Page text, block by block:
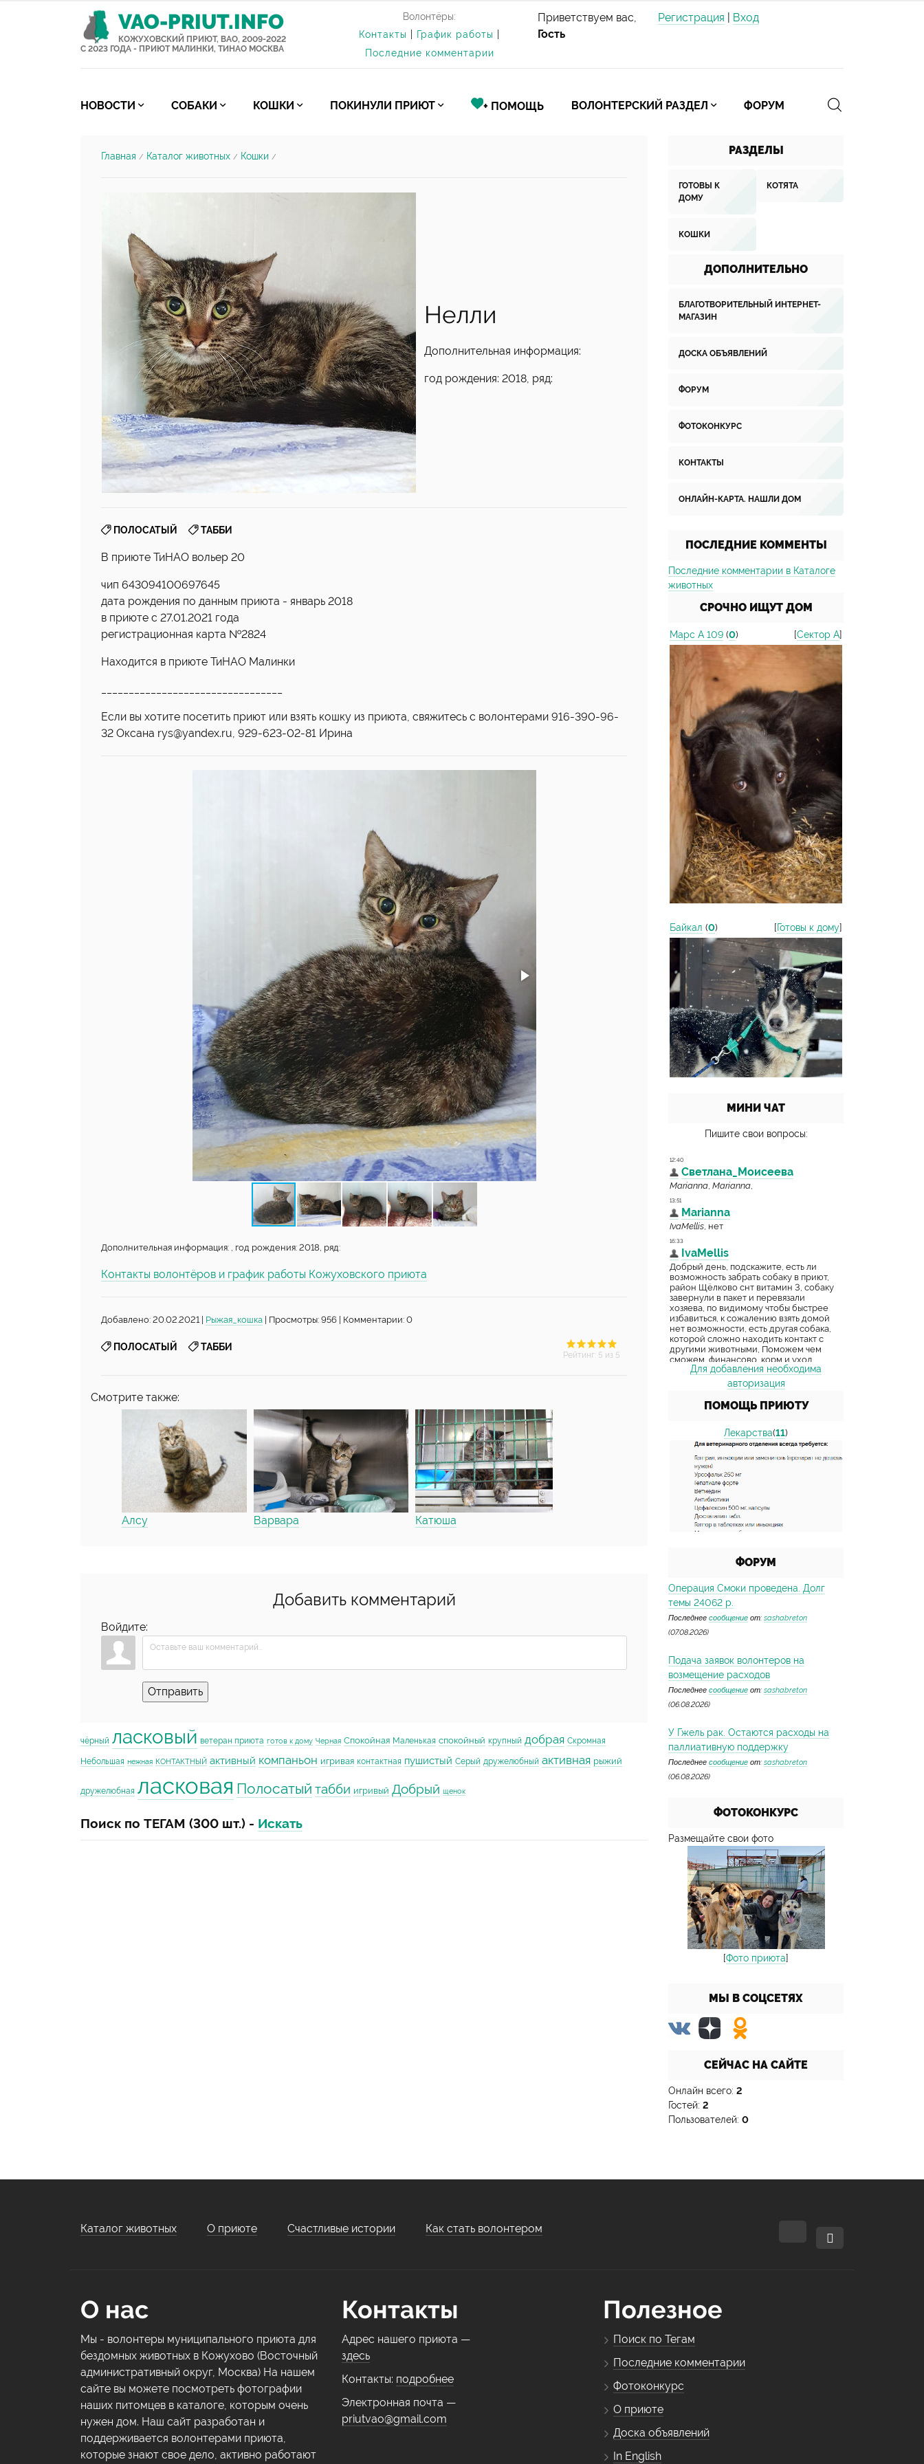
VAO-PRIUT.INFO
КОЖУХОВСКИЙ ПРИЮТ, ВАО, 2009-2022
С 2023 ГОДА - ПРИЮТ МАЛИНКИ, ТИНАО МОСКВА
Волонтёры:
Контакты
График работы
Последние комментарии
Приветствуем вас,
Гость
Регистрация Вход
НОВОСТИ СОБАКИ КОШКИ ПОКИНУЛИ ПРИЮТ + ПОМОЩЬ ВОЛОНТЕРСКИЙ РАЗДЕЛ ФОРУМ
Главная / Каталог животных / Кошки /
Нелли
Дополнительная информация:
год рождения: 2018, ряд:
ПОЛОСАТЫЙ ТАББИ
В приюте ТиНАО вольер 20
чип 643094100697645
дата рождения по данным приюта - январь 2018
в приюте с 27.01.2021 года
регистрационная карта №2824
Находится в приюте ТиНАО Малинки
Если вы хотите посетить приют или взять кошку из приюта, свяжитесь с волонтерами 916-390-96-
32 Оксана rys@yandex.ru, 929-623-02-81 Ирина
Дополнительная информация: , год рождения: 2018, ряд:
Контакты волонтёров и график работы Кожуховского приюта
Добавлено: 20.02.2021 | Рыжая_кошка | Просмотры: 956 | Комментарии: 0
ПОЛОСАТЫЙ ТАББИ
Рейтинг 5 из 5
Смотрите также:
Алсу Варвара Катюша
Добавить комментарий
Войдите:
Отправить
чёрный ласковый ветеран приюта готов к дому Черная Спокойная Маленькая спокойный крупный добрая Скромная
Небольшая нежная КОНТАКТНЫЙ активный компаньон игривая контактная пушистый Серый дружелюбный активная рыжий
дружелюбная ласковая Полосатый табби игривый Добрый щенок
Поиск по ТЕГАМ (300 шт.) - Искать
РАЗДЕЛЫ
ГОТОВЫ К
ДОМУ
КОТЯТА
КОШКИ
ДОПОЛНИТЕЛЬНО
БЛАГОТВОРИТЕЛЬНЫЙ ИНТЕРНЕТ-
МАГАЗИН
ДОСКА ОБЪЯВЛЕНИЙ
ФОРУМ
ФОТОКОНКУРС
КОНТАКТЫ
ОНЛАЙН-КАРТА. НАШЛИ ДОМ
ПОСЛЕДНИЕ КОММЕНТЫ
Последние комментарии в Каталоге
животных
СРОЧНО ИЩУТ ДОМ
Марс А 109 (0) [Сектор А]
Байкал (0) [Готовы к дому]
МИНИ ЧАТ
Пишите свои вопросы:
Для добавления необходима
авторизация
ПОМОЩЬ ПРИЮТУ
Лекарства(11)
ФОРУМ
Операция Смоки проведена. Долг
темы 24062 р.
Последнее сообщение от: sashabreton
(07.08.2026)
Подача заявок волонтеров на
возмещение расходов
Последнее сообщение от: sashabreton
(06.08.2026)
У Гжель рак. Остаются расходы на
паллиативную поддержку
Последнее сообщение от: sashabreton
(06.08.2026)
ФОТОКОНКУРС
Размещайте свои фото
[Фото приюта]
МЫ В СОЦСЕТЯХ
СЕЙЧАС НА САЙТЕ
Онлайн всего: 2
Гостей: 2
Пользователей: 0
Каталог животных О приюте Счастливые истории Как стать волонтером
О нас
Мы - волонтеры муниципального приюта для
бездомных животных в Кожухово (Восточный
административный округ, Москва) На нашем
сайте вы можете посмотреть фотографии
наших питомцев в каталоге, которым очень
нужен дом. Наш сайт разработан и
поддерживается волонтерами приюта,
которые знают свое дело, активно работают
Контакты
Адрес нашего приюта —
здесь
Контакты: подробнее
Электронная почта —
priutvao@gmail.com
Полезное
Поиск по Тегам
Последние комментарии
Фотоконкурс
О приюте
Доска объявлений
In English